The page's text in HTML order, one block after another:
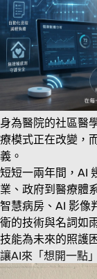
身為醫院的社區醫
療模式正在改變，
義。
短短一兩年間，AI
業、政府到醫療體
智慧病房、AI 影像
衛的技術與名詞如
技能為未來的照護
讓AI來「想開一點